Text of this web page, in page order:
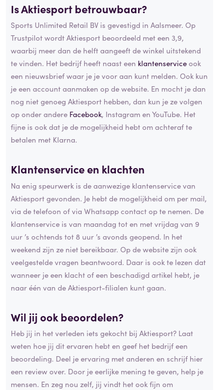
Is Aktiesport betrouwbaar?
Sports Unlimited Retail BV is gevestigd in Aalsmeer. Op
Trustpilot wordt Aktiesport beoordeeld met een 3,9,
waarbij meer dan de helft aangeeft de winkel uitstekend
te vinden. Het bedrijf heeft naast een klantenserviceook
een nieuwsbrief waar je je voor aan kunt melden. Ook kun
je een account aanmaken op de website. En mocht je dan
nog niet genoeg Aktiesport hebben, dan kun je ze volgen
op onder andere Facebook, Instagram en YouTube. Het
fijne is ook dat je de mogelijkheid hebt om achteraf te
betalen met Klarna.
Klantenservice en klachten
Na enig speurwerk is de aanwezige klantenservice van
Aktiesport gevonden. Je hebt de mogelijkheid om per mail,
via de telefoon of via Whatsapp contact op te nemen. De
klantenservice is van maandag tot en met vrijdag van 9
uur ’s ochtends tot 8 uur ’s avonds geopend. In het
weekend zijn ze niet bereikbaar. Op de website zijn ook
veelgestelde vragen beantwoord. Daar is ook te lezen dat
wanneer je een klacht of een beschadigd artikel hebt, je
naar één van de Aktiesport-filialen kunt gaan.
Wil jij ook beoordelen?
Heb jij in het verleden iets gekocht bij Aktiesport? Laat
weten hoe jij dit ervaren hebt en geef het bedrijf een
beoordeling. Deel je ervaring met anderen en schrijf hier
een review over. Door je eerlijke mening te geven, help je
mensen. En zeg nou zelf, jij vindt het ook fijn om